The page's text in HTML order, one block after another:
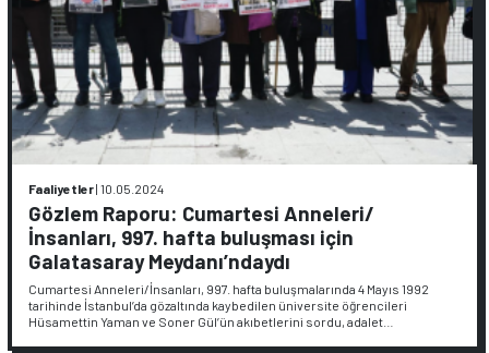
Faaliyetler|10.05.2024
Gözlem Raporu: Cumartesi Anneleri/
İnsanları, 997. hafta buluşması için
Galatasaray Meydanı’ndaydı
Cumartesi Anneleri/İnsanları, 997. hafta buluşmalarında 4 Mayıs 1992
tarihinde İstanbul’da gözaltında kaybedilen üniversite öğrencileri
Hüsamettin Yaman ve Soner Gül’ün akıbetlerini sordu, adalet…